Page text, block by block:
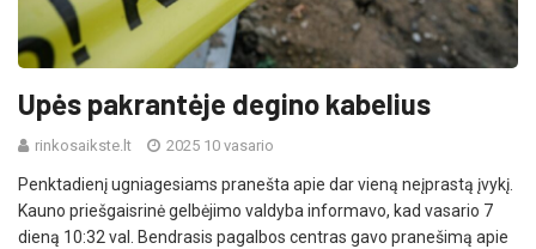
Upės pakrantėje degino kabelius
rinkosaikste.lt 2025 10 vasario
Penktadienį ugniagesiams pranešta apie dar vieną neįprastą įvykį.
Kauno priešgaisrinė gelbėjimo valdyba informavo, kad vasario 7
dieną 10:32 val. Bendrasis pagalbos centras gavo pranešimą apie